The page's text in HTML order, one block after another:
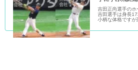
吉田正尚選手のホ
吉田選手は身長
小柄な体格ですが
な選手や外国人
んでもない飛距離